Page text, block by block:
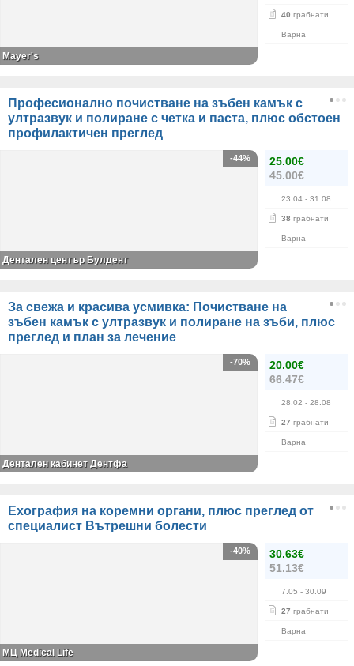
40 грабнати
Варна
Mayer's
Професионално почистване на зъбен камък с
ултразвук и полиране с четка и паста, плюс обстоен
профилактичен преглед
25.00€
45.00€
23.04 - 31.08
38 грабнати
Варна
-44%
Дентален център Булдент
За свежа и красива усмивка: Почистване на
зъбен камък с ултразвук и полиране на зъби, плюс
преглед и план за лечение
20.00€
66.47€
28.02 - 28.08
27 грабнати
Варна
-70%
Дентален кабинет Дентфа
Ехография на коремни органи, плюс преглед от
специалист Вътрешни болести
30.63€
51.13€
7.05 - 30.09
27 грабнати
Варна
-40%
МЦ Medical Life